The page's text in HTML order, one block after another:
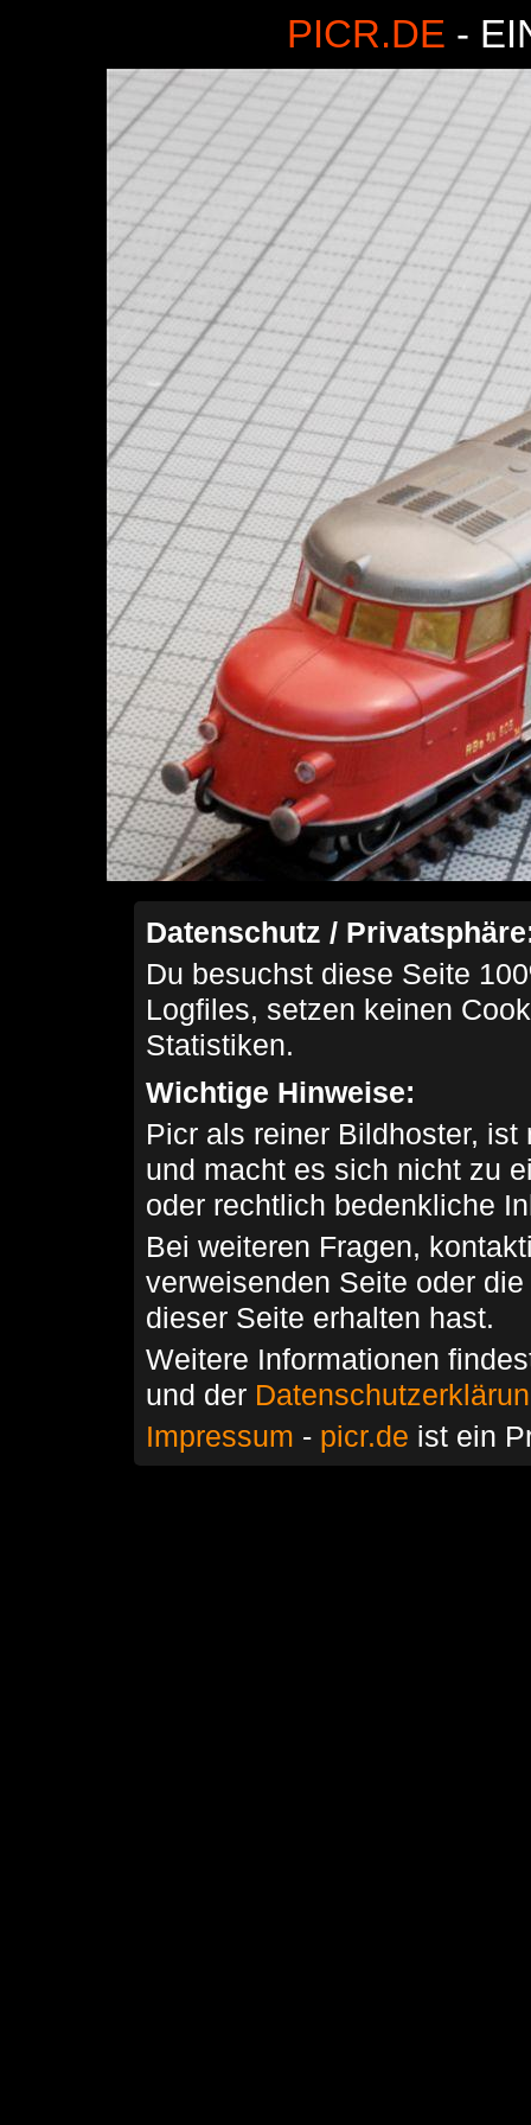
PICR.DE -
Datenschutz /
Du besuchst diese Seite
Logfiles, setzen keinen
Statistiken.
Wichtige Hinweise:
Picr als reiner Bildhoster,
und macht es sich nicht zu
oder rechtlich bedenkliche
Bei weiteren Fragen,
verweisenden Seite oder
dieser Seite erhalten hast.
Weitere Informationen
und der
Impressum - picr.de ist ein